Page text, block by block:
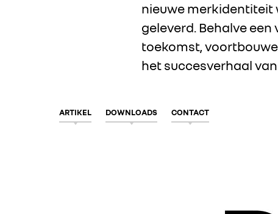
nieuwe merkidentiteit
geleverd. Behalve
toekomst,
het succesverhaal
ARTIKEL DOWNLOADS CONTACT